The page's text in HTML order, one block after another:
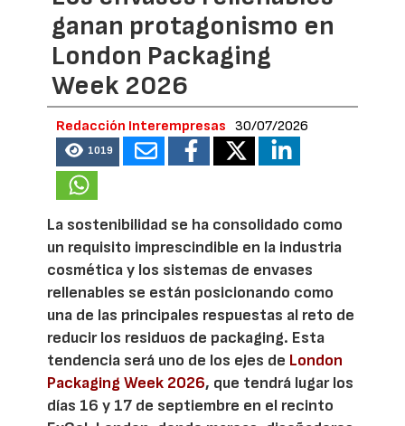
ganan protagonismo en
London Packaging
Week 2026
Redacción Interempresas 30/07/2026
1019
La sostenibilidad se ha consolidado como
un requisito imprescindible en la industria
cosmética y los sistemas de envases
rellenables se están posicionando como
una de las principales respuestas al reto de
reducir los residuos de packaging. Esta
tendencia será uno de los ejes de London
Packaging Week 2026, que tendrá lugar los
días 16 y 17 de septiembre en el recinto